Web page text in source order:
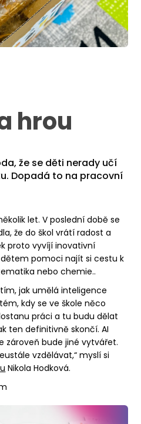
hrou
že se děti nerady učí
Dopadá to na pracovní
let. V poslední době se
že do škol vrátí radost a
proto vyvíjí inovativní
pomoci najít si cestu k
nebo chemie..
jak umělá inteligence
kdy se ve škole něco
práci a tu budu dělat
ten definitivně skončí. AI
zároveň bude jiné vytvářet.
vzdělávat,“ myslí si
Nikola Hodková.